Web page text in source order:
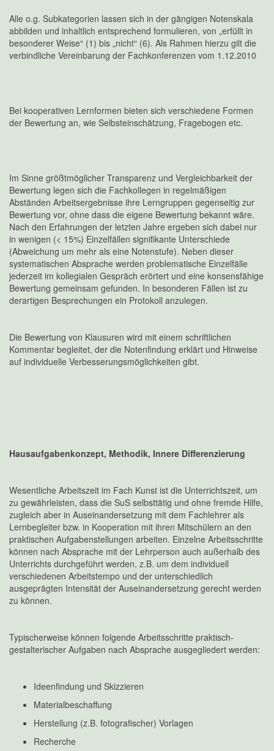
Alle o.g. Subkategorien lassen sich in der gängigen Notenskala
abbilden und inhaltlich entsprechend formulieren, von „erfüllt in
besonderer Weise“ (1) bis „nicht“ (6). Als Rahmen hierzu gilt die
verbindliche Vereinbarung der Fachkonferenzen vom 1.12.2010
Bei kooperativen Lernformen bieten sich verschiedene Formen
der Bewertung an, wie Selbsteinschätzung, Fragebogen etc.
Im Sinne größtmöglicher Transparenz und Vergleichbarkeit der
Bewertung legen sich die Fachkollegen in regelmäßigen
Abständen Arbeitsergebnisse ihre Lerngruppen gegenseitig zur
Bewertung vor, ohne dass die eigene Bewertung bekannt wäre.
Nach den Erfahrungen der letzten Jahre ergeben sich dabei nur
in wenigen (< 15%) Einzelfällen signifikante Unterschiede
(Abweichung um mehr als eine Notenstufe). Neben dieser
systematischen Absprache werden problematische Einzelfälle
jederzeit im kollegialen Gespräch erörtert und eine konsensfähige
Bewertung gemeinsam gefunden. In besonderen Fällen ist zu
derartigen Besprechungen ein Protokoll anzulegen.
Die Bewertung von Klausuren wird mit einem schriftlichen
Kommentar begleitet, der die Notenfindung erklärt und Hinweise
auf individuelle Verbesserungsmöglichkeiten gibt.
Hausaufgabenkonzept, Methodik, Innere Differenzierung
Wesentliche Arbeitszeit im Fach Kunst ist die Unterrichtszeit, um
zu gewährleisten, dass die SuS selbsttätig und ohne fremde Hilfe,
zugleich aber in Auseinandersetzung mit dem Fachlehrer als
Lernbegleiter bzw. in Kooperation mit ihren Mitschülern an den
praktischen Aufgabenstellungen arbeiten. Einzelne Arbeitsschritte
können nach Absprache mit der Lehrperson auch außerhalb des
Unterrichts durchgeführt werden, z.B. um dem individuell
verschiedenen Arbeitstempo und der unterschiedlich
ausgeprägten Intensität der Auseinandersetzung gerecht werden
zu können.
Typischerweise können folgende Arbeitsschritte praktisch-
gestalterischer Aufgaben nach Absprache ausgegliedert werden:
Ideenfindung und Skizzieren
Materialbeschaffung
Herstellung (z.B. fotografischer) Vorlagen
Recherche